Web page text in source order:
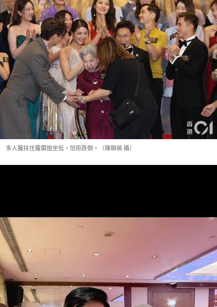
多人攙扶住羅蘭姐坐低，怕佢跌倒。（陳順禎 攝）